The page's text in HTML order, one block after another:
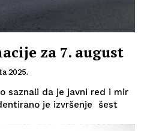
za 7. august
2025.
saznali da je javni red i mir
je izvršenje šest